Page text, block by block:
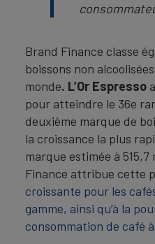
Brand Finance classe
boissons non
monde. L’Or Espresso
pour atteindre le 36e
deuxième marque de
la croissance la plus
marque estimée à 515,7
Finance attribue cette
croissante pour les
gamme, ainsi qu’à la
consommation de café